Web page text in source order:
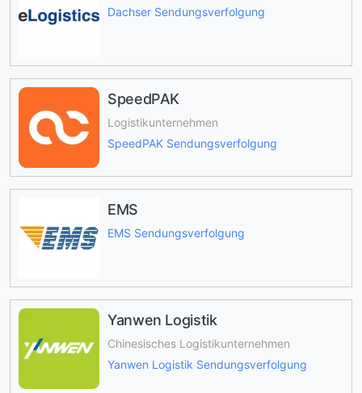
Dachser Sendungsverfolgung
SpeedPAK
Logistikunternehmen
SpeedPAK Sendungsverfolgung
EMS
EMS Sendungsverfolgung
Yanwen Logistik
Chinesisches Logistikunternehmen
Yanwen Logistik Sendungsverfolgung